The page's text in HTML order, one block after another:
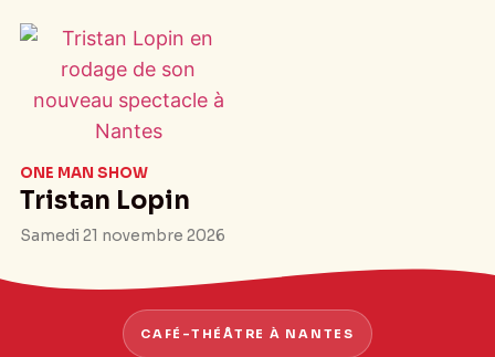
ONE MAN SHOW
Tristan Lopin
Samedi 21 novembre 2026
CAFÉ-THÉÂTRE À NANTES